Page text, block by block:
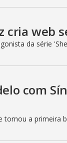
cria web
da série
com
tornou a primeira